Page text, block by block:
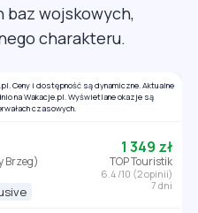
wojskowych,
charakteru.
Ceny i dostępność są dynamiczne. Aktualne
na Wakacje.pl. Wyświetlane okazje są
czasowych.
Brzeg)
1 349 zł
TOP Touristik
6.4 /10 (2 opinii)
7 dni